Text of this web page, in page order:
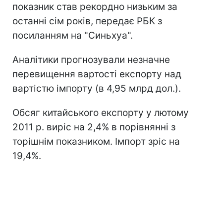
показник став рекордно низьким за
останні сім років, передає РБК з
посиланням на "Синьхуа".
Аналітики прогнозували незначне
перевищення вартості експорту над
вартістю імпорту (в 4,95 млрд дол.).
Обсяг китайського експорту у лютому
2011 р. виріс на 2,4% в порівнянні з
торішнім показником. Імпорт зріс на
19,4%.